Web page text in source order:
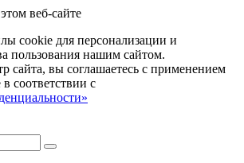
веб-сайте
cookie для персонализации и
пользования нашим сайтом.
сайта, вы соглашаетесь с применением
соответствии с